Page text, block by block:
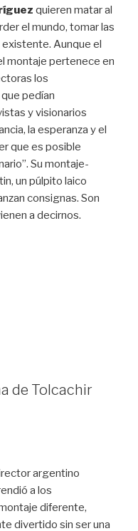
quieren matar al
el mundo, tomar las
Aunque el
montaje pertenece en
los
pedían
y visionarios
la esperanza y el
que es posible
Su montaje-
un púlpito laico
consignas. Son
a decirnos.
de Tolcachir
argentino
a los
diferente,
divertido sin ser una